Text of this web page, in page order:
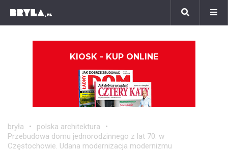
KIOSK - KUP ONLINE
bryła
polska architektura
Przebudowa domu jednorodzinnego z lat 70. w
Częstochowie. Udana modernizacja modernizmu